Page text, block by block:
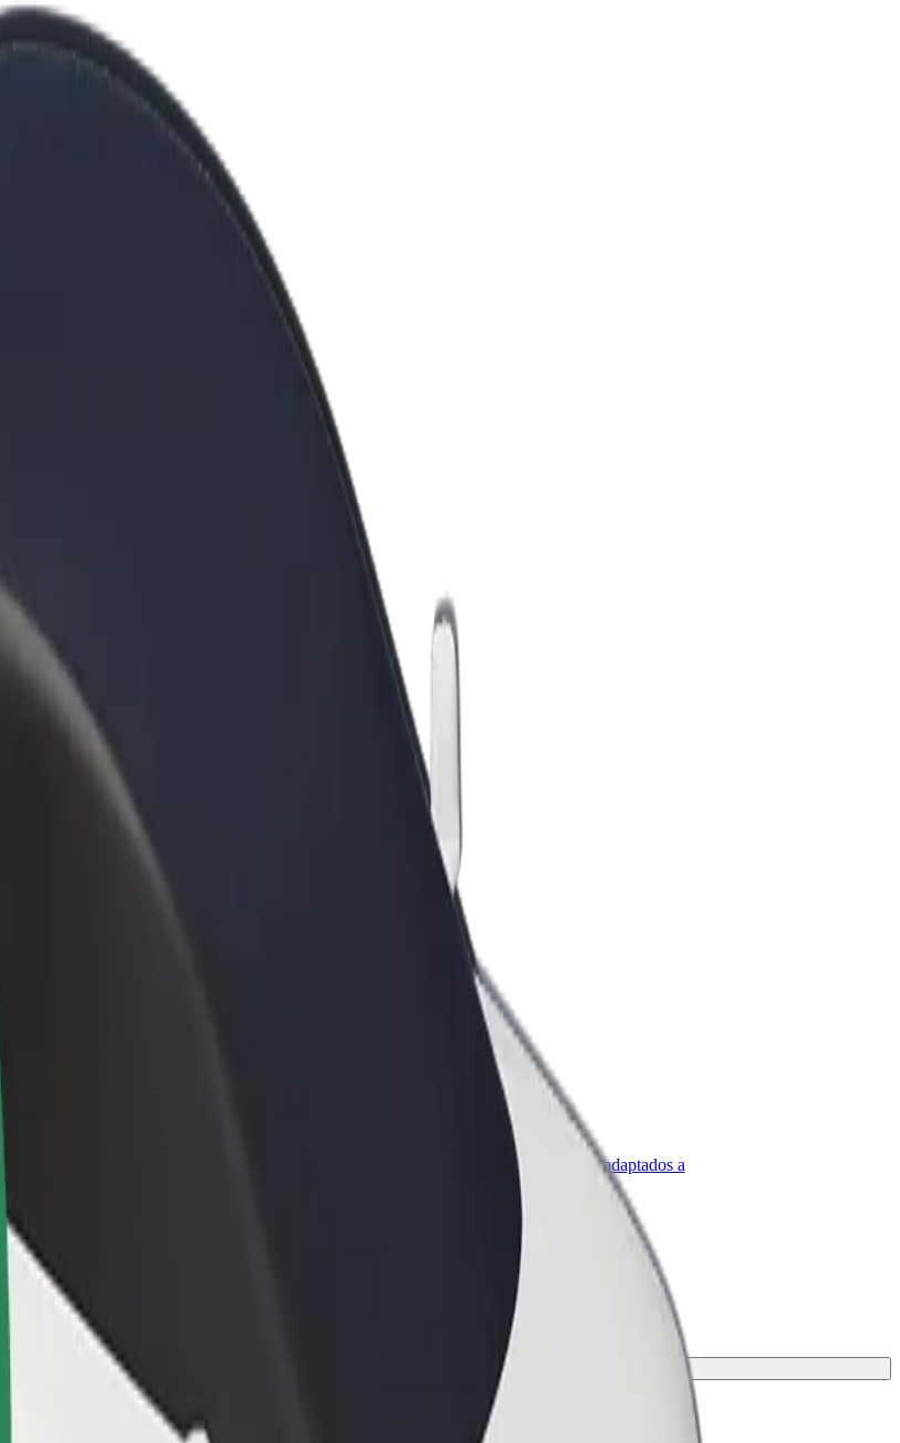
Bolt para empresas
Productos y servicios de Bolt adaptados a
nuestros servicios y encontrá la opción perfecta para tu viaje.
Descargá la app de Bolt